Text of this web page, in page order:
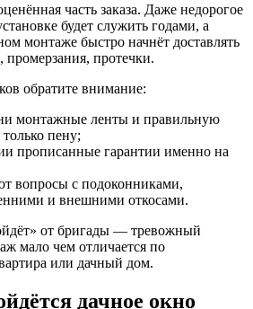
часть заказа. Даже недорогое
будет служить годами, а
монтаже быстро начнёт доставлять
протечки.
обратите внимание:
монтажные ленты и правильную
пену;
прописанные гарантии именно на
вопросы с подоконниками,
и внешними откосами.
от бригады — тревожный
мало чем отличается по
или дачный дом.
дачное окно